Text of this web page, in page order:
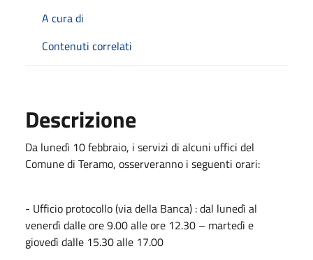
A cura di
Contenuti correlati
Descrizione
Da lunedì 10 febbraio, i servizi di alcuni uffici del
Comune di Teramo, osserveranno i seguenti orari:
- Ufficio protocollo (via della Banca) : dal lunedì al
venerdì dalle ore 9.00 alle ore 12.30 – martedì e
giovedì dalle 15.30 alle 17.00